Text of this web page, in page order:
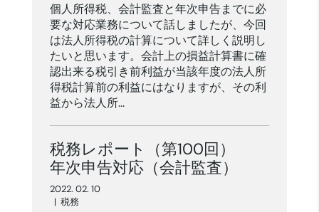
個人所得税、会計監査と年次申告までに必
要な対応業務について話しましたが、今回
は法人所得税の計算について詳しく説明し
たいと思います。会計上の損益計算書に確
認出来る税引き前利益が当該年度の法人所
得税計算前の利益にはなりますが、その利
益から法人所...
税務レポート（第100回）
年次申告対応（会計監査）
2022. 02. 10
| 税務